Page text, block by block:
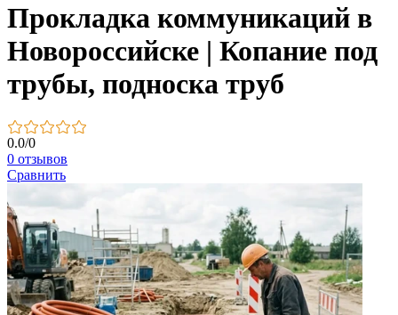
Прокладка коммуникаций в
Новороссийске | Копание под
трубы, подноска труб
0.0/0
0 отзывов
Сравнить